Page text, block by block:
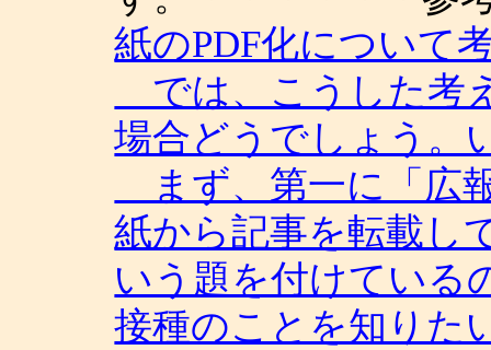
紙のPDF化について
では、こうした考
場合どうでしょう。
まず、第一に「広
紙から記事を転載し
いう題を付けている
接種のことを知りた